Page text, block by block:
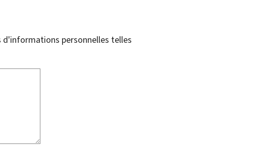
d'informations personnelles telles